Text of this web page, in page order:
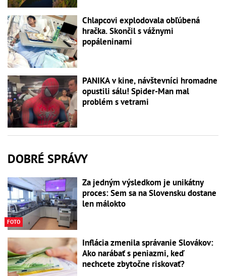
Chlapcovi explodovala obľúbená
hračka. Skončil s vážnymi
popáleninami
PANIKA v kine, návštevníci hromadne
opustili sálu! Spider-Man mal
problém s vetrami
DOBRÉ SPRÁVY
FOTO
Za jedným výsledkom je unikátny
proces: Sem sa na Slovensku dostane
len málokto
Inflácia zmenila správanie Slovákov:
Ako narábať s peniazmi, keď
nechcete zbytočne riskovať?